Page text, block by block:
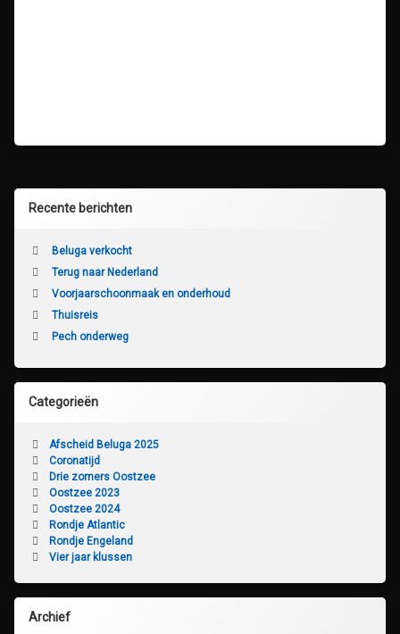
Recente berichten
Beluga verkocht
Terug naar Nederland
Voorjaarschoonmaak en onderhoud
Thuisreis
Pech onderweg
Categorieën
Afscheid Beluga 2025
Coronatijd
Drie zomers Oostzee
Oostzee 2023
Oostzee 2024
Rondje Atlantic
Rondje Engeland
Vier jaar klussen
Archief